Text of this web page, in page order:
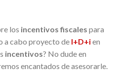
los incentivos fiscales para
a cabo proyecto de I+D+ien
incentivos? No dude en
encantados de asesorarle.